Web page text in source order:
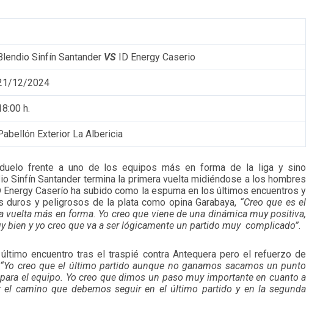
Sinfín SantanderVS ID Energy Caserio
12/2024
h.
Exterior La Albericia
frente a uno de los equipos más en forma de la liga y sino
Sinfín Santander termina la primera vuelta midiéndose a los hombres
Caserío ha subido como la espuma en los últimos encuentros y
y peligrosos de la plata como opina Garabaya, “Creo que es el
vuelta más en forma. Yo creo que viene de una dinámica muy positiva,
bien y yo creo que va a ser lógicamente un partido muy complicado”.
encuentro tras el traspié contra Antequera pero el refuerzo de
“Yo creo que el último partido aunque no ganamos sacamos un punto
el equipo. Yo creo que dimos un paso muy importante en cuanto a
el camino que debemos seguir en el último partido y en la segunda